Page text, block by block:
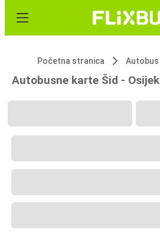
Početna stranica Autobus
Autobusne karte Šid - Osijek